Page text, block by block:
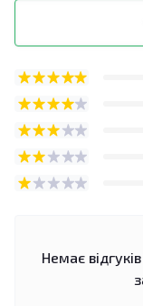
Немає